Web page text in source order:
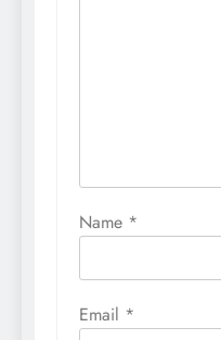
Name *
Email *